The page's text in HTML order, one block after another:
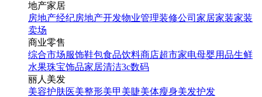
地产家居
房地产经纪房地产开发物业管理装修公司 家居家装家装
卖场
商业零售
综合市场服饰鞋包食品饮料商店超市家电母婴用品生鲜
水果珠宝饰品家居清洁3c数码
丽人美发
美容护肤医美整形美甲美睫美体瘦身美发护发